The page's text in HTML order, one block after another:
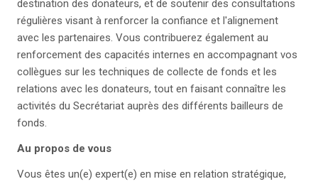
destination des donateurs, et de soutenir des consultations
régulières visant à renforcer la confiance et l'alignement
avec les partenaires. Vous contribuerez également au
renforcement des capacités internes en accompagnant vos
collègues sur les techniques de collecte de fonds et les
relations avec les donateurs, tout en faisant connaître les
activités du Secrétariat auprès des différents bailleurs de
fonds.
Au propos de vous
Vous êtes un(e) expert(e) en mise en relation stratégique,